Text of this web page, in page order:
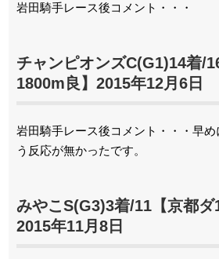
岩田騎手レース後コメント・・・
チャンピオンズC(G1)14着/
1800m良】2015年12月6日
岩田騎手レース後コメント・・・早
う反応が無かったです。
みやこS(G3)3着/11【京都ダ
2015年11月8日